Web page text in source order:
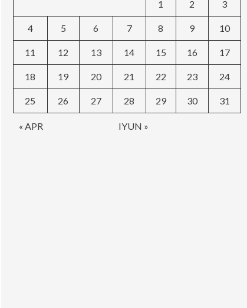
« APR IYUN »
1 2 3
4 5 6 7 8 9 10
11 12 13 14 15 16 17
18 19 20 21 22 23 24
25 26 27 28 29 30 31